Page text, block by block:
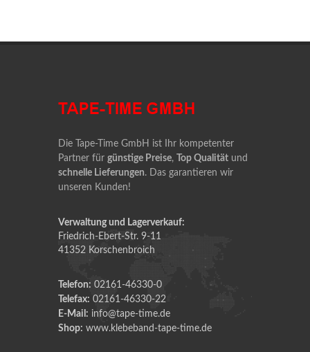
Die Tape-Time GmbH ist Ihr kompetenter
Partner für günstige Preise, Top Qualität und
schnelle Lieferungen. Das garantieren wir
unseren Kunden!
Verwaltung und Lagerverkauf:
Friedrich-Ebert-Str. 9-11
41352 Korschenbroich
Telefon: 02161-46330-0
Telefax: 02161-46330-22
E-Mail: info@tape-time.de
Shop: www.klebeband-tape-time.de